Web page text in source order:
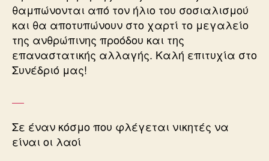
θαμπώνονται από τον ήλιο του σοσιαλισμού
και θα αποτυπώνουν στο χαρτί το μεγαλείο
της ανθρώπινης προόδου και της
επαναστατικής αλλαγής. Καλή επιτυχία στο
Συνέδριό μας!
Σε έναν κόσμο που φλέγεται νικητές να
είναι οι λαοί